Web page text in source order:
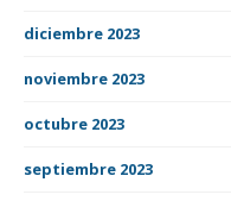
diciembre 2023
noviembre 2023
octubre 2023
septiembre 2023